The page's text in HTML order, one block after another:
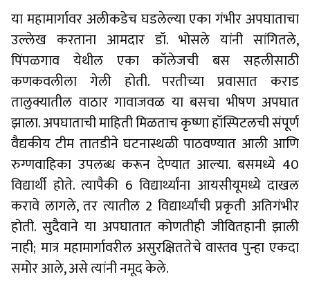
या महामार्गावर अलीकडेच घडलेल्या एका गंभीर अपघाताचा
उल्लेख करताना आमदार डॉ. भोसले यांनी सांगितले,
पिंपळगाव येथील एका कॉलेजची बस सहलीसाठी
कणकवलीला गेली होती. परतीच्या प्रवासात कराड
तालुक्यातील वाठार गावाजवळ या बसचा भीषण अपघात
झाला. अपघाताची माहिती मिळताच कृष्णा हॉस्पिटलची संपूर्ण
वैद्यकीय टीम तातडीने घटनास्थळी पाठवण्यात आली आणि
रुग्णवाहिका उपलब्ध करून देण्यात आल्या. बसमध्ये 40
विद्यार्थी होते. त्यापैकी 6 विद्यार्थ्यांना आयसीयूमध्ये दाखल
करावे लागले, तर त्यातील 2 विद्यार्थ्यांची प्रकृती अतिगंभीर
होती. सुदैवाने या अपघातात कोणतीही जीवितहानी झाली
नाही; मात्र महामार्गावरील असुरक्षिततेचे वास्तव पुन्हा एकदा
समोर आले, असे त्यांनी नमूद केले.